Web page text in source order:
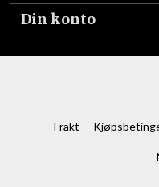
Din konto
Frakt